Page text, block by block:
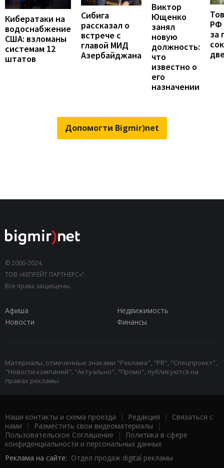
Кибератаки на
водоснабжение
США: взломаны
системам 12
штатов
Сибига
рассказал о
встрече с
главой МИД
Азербайджана
Виктор
Ющенко
занял
новую
должность:
что
известно о
его
назначении
РФ
за
Допомогти Bigmir)net
© 2000-2024,
ТОВ «КЕПРЕЙТ ПАРТНЕРС»".
Все права защищены.
Афиша
Недвижимость
Новости
Финансы
Материалы, отмеченные знаками "Реклама", "PR", "Спецпроект",
"Новости компаний", "Актуально", "Промо", публикуются на
правах рекламы.
Наши контакты и схема проезда | Редакция | Связаться с
нами | Разместить свои видеоматериалы |
Пользовательское Соглашение |
Политика в сфере
конфиденциальности и персональных данных
Реклама на сайте: Отдел продаж digital рекламы